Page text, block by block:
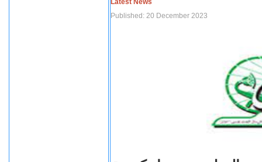
Latest News
Published: 20 December 2023